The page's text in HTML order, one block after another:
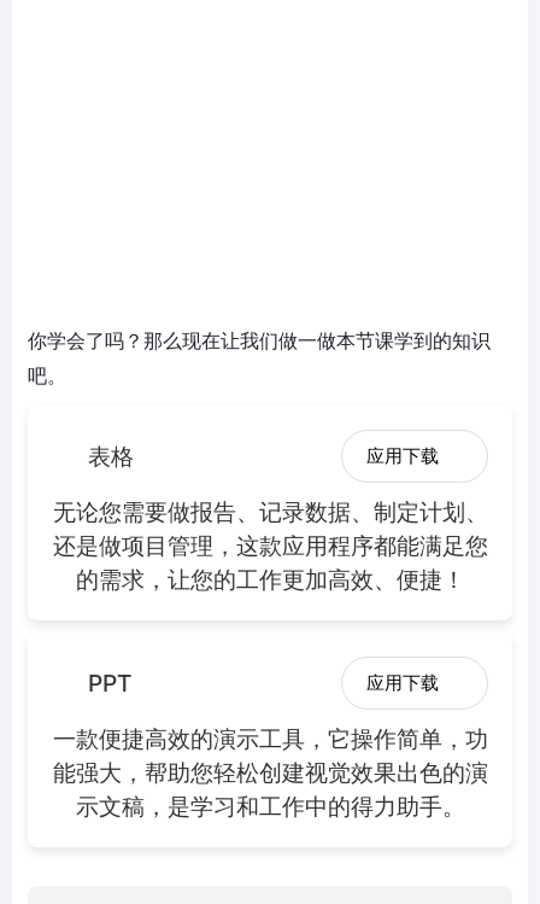
你学会了吗？那么现在让我们做一做本节课学到的知识
吧。
表格 应用下载
无论您需要做报告、记录数据、制定计划、
还是做项目管理，这款应用程序都能满足您
的需求，让您的工作更加高效、便捷！
PPT 应用下载
一款便捷高效的演示工具，它操作简单，功
能强大，帮助您轻松创建视觉效果出色的演
示文稿，是学习和工作中的得力助手。